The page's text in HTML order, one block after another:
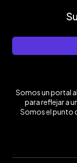
Somos un portal
para reflejar a
Somos el punto